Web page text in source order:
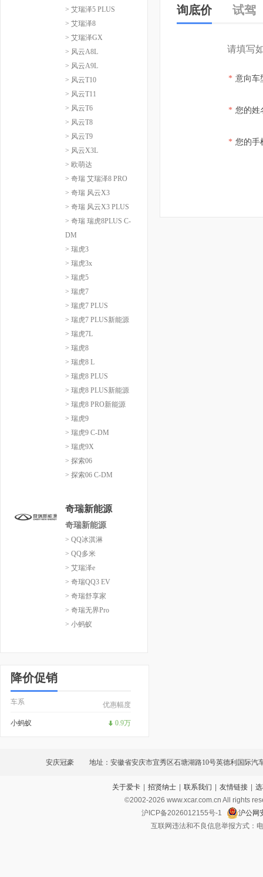
> 艾瑞泽5 PLUS
> 艾瑞泽8
> 艾瑞泽GX
> 风云A8L
> 风云A9L
> 风云T10
> 风云T11
> 风云T6
> 风云T8
> 风云T9
> 风云X3L
> 欧萌达
> 奇瑞 艾瑞泽8 PRO
> 奇瑞 风云X3
> 奇瑞 风云X3 PLUS
> 奇瑞 瑞虎8PLUS C-
DM
> 瑞虎3
> 瑞虎3x
> 瑞虎5
> 瑞虎7
> 瑞虎7 PLUS
> 瑞虎7 PLUS新能源
> 瑞虎7L
> 瑞虎8
> 瑞虎8 L
> 瑞虎8 PLUS
> 瑞虎8 PLUS新能源
> 瑞虎8 PRO新能源
> 瑞虎9
> 瑞虎9 C-DM
> 瑞虎9X
> 探索06
> 探索06 C-DM
奇瑞新能源
奇瑞新能源
> QQ冰淇淋
> QQ多米
> 艾瑞泽e
> 奇瑞QQ3 EV
> 奇瑞舒享家
> 奇瑞无界Pro
> 小蚂蚁
降价促销
车系 优惠幅度
小蚂蚁 0.9万
询底价 试驾
请填写
* 意向车
* 您的姓
* 您的手
安庆冠豪 地址：安徽省安庆市宜秀区石塘湖路10号英德利国际汽
关于爱卡 | 招贤纳士 | 联系我们 | 友情链接 |
©2002-2026 www.xcar.com.cn All rights
沪ICP备2026012155号-1
沪公网
互联网违法和不良信息举报方式：